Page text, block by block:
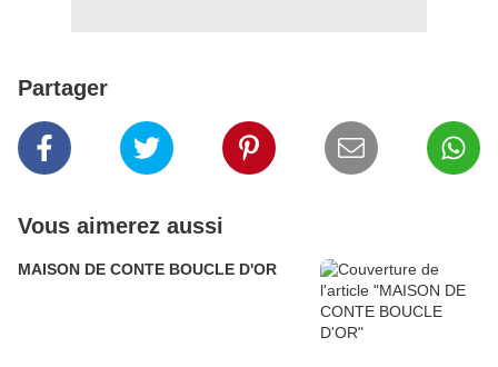
Partager
Vous aimerez aussi
MAISON DE CONTE BOUCLE D'OR